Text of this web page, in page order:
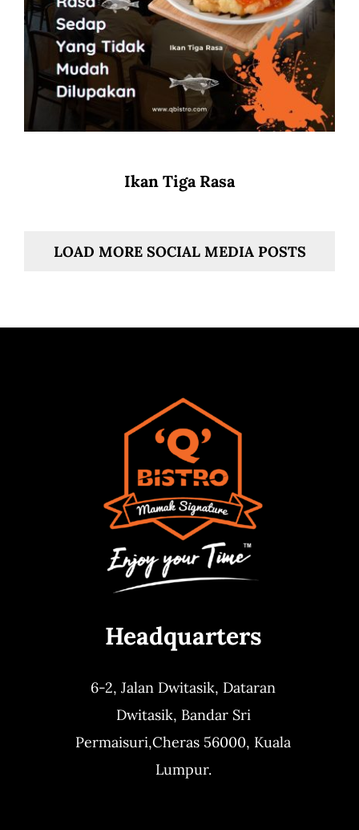
Ikan Tiga Rasa
LOAD MORE SOCIAL MEDIA POSTS
Headquarters
6-2, Jalan Dwitasik, Dataran
Dwitasik, Bandar Sri
Permaisuri,Cheras 56000, Kuala
Lumpur.